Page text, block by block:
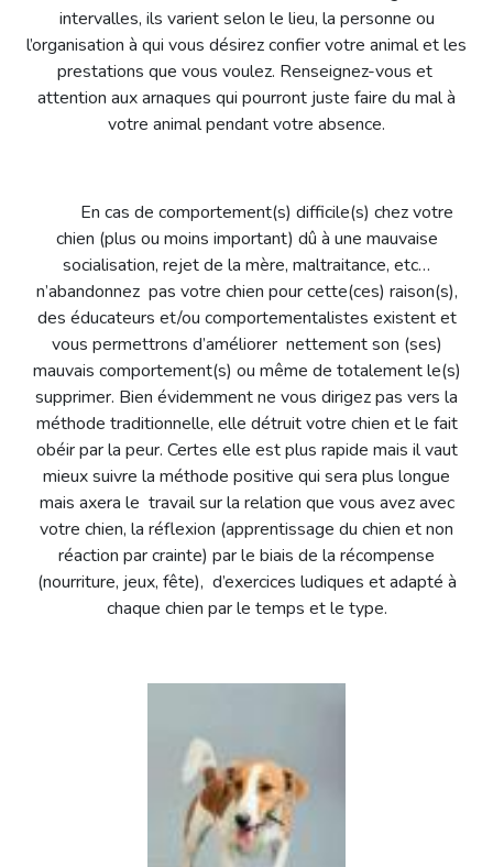
intervalles, ils varient selon le lieu, la personne ou
l’organisation à qui vous désirez confier votre animal et les
prestations que vous voulez. Renseignez-vous et
attention aux arnaques qui pourront juste faire du mal à
votre animal pendant votre absence.
En cas de comportement(s) difficile(s) chez votre
chien (plus ou moins important) dû à une mauvaise
socialisation, rejet de la mère, maltraitance, etc…
n’abandonnez pas votre chien pour cette(ces) raison(s),
des éducateurs et/ou comportementalistes existent et
vous permettrons d’améliorer nettement son (ses)
mauvais comportement(s) ou même de totalement le(s)
supprimer. Bien évidemment ne vous dirigez pas vers la
méthode traditionnelle, elle détruit votre chien et le fait
obéir par la peur. Certes elle est plus rapide mais il vaut
mieux suivre la méthode positive qui sera plus longue
mais axera le travail sur la relation que vous avez avec
votre chien, la réflexion (apprentissage du chien et non
réaction par crainte) par le biais de la récompense
(nourriture, jeux, fête), d’exercices ludiques et adapté à
chaque chien par le temps et le type.